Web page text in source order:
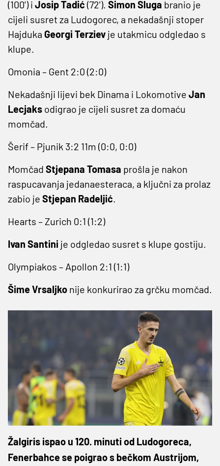
(100') i Josip Tadić (72'). Simon Sluga branio je
cijeli susret za Ludogorec, a nekadašnji stoper
Hajduka Georgi Terziev je utakmicu odgledao s
klupe.
Omonia – Gent 2:0 (2:0)
Nekadašnji lijevi bek Dinama i Lokomotive Jan
Lecjaks odigrao je cijeli susret za domaću
momčad.
Šerif – Pjunik 3:2 11m (0:0, 0:0)
Momčad Stjepana Tomasa prošla je nakon
raspucavanja jedanaesteraca, a ključni za prolaz
zabio je Stjepan Radeljić.
Hearts – Zurich 0:1 (1:2)
Ivan Santini je odgledao susret s klupe gostiju.
Olympiakos – Apollon 2:1 (1:1)
Šime Vrsaljko nije konkurirao za grčku momčad.
Žalgiris ispao u 120. minuti od Ludogoreca,
Fenerbahce se poigrao s bečkom Austrijom,